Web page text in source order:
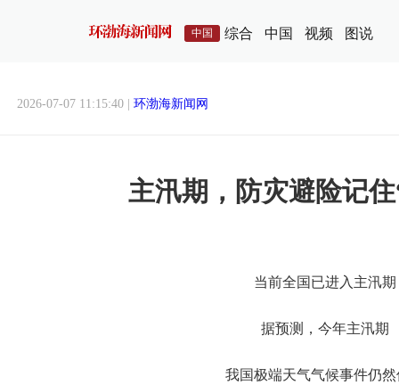
中国 综合 中国 视频 图说
2026-07-07 11:15:40 | 环渤海新闻网
主汛期，防灾避险记住
当前全国已进入主汛期
据预测，今年主汛期
我国极端天气气候事件仍